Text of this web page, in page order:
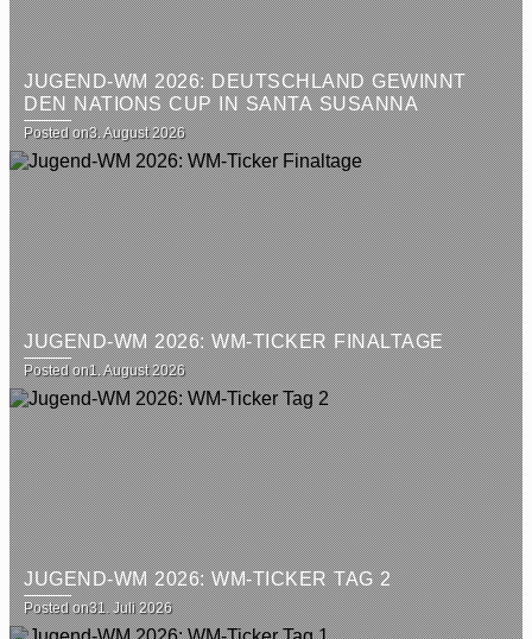
JUGEND-WM 2026: DEUTSCHLAND GEWINNT
DEN NATIONS CUP IN SANTA SUSANNA
Posted on3. August 2026
JUGEND-WM 2026: WM-TICKER FINALTAGE
Posted on1. August 2026
JUGEND-WM 2026: WM-TICKER TAG 2
Posted on31. Juli 2026